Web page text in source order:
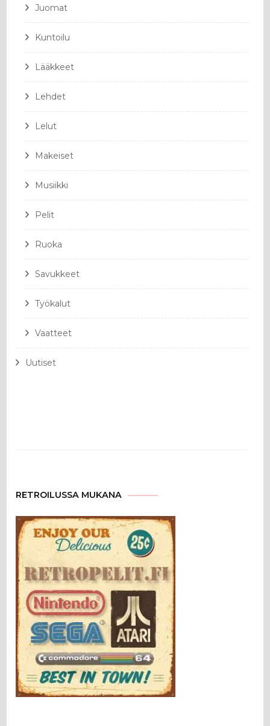
Juomat
Kuntoilu
Lääkkeet
Lehdet
Lelut
Makeiset
Musiikki
Pelit
Ruoka
Savukkeet
Työkalut
Vaatteet
Uutiset
RETROILUSSA MUKANA